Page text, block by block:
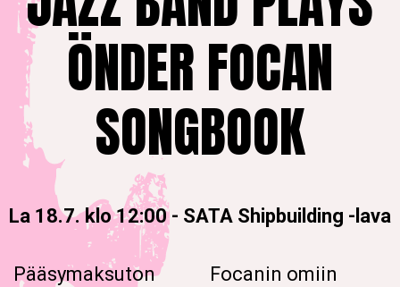
ÖNDER FOCAN
SONGBOOK
La 18.7. klo 12:00- SATA Shipbuilding -lava
Pääsymaksuton
Focanin omiin